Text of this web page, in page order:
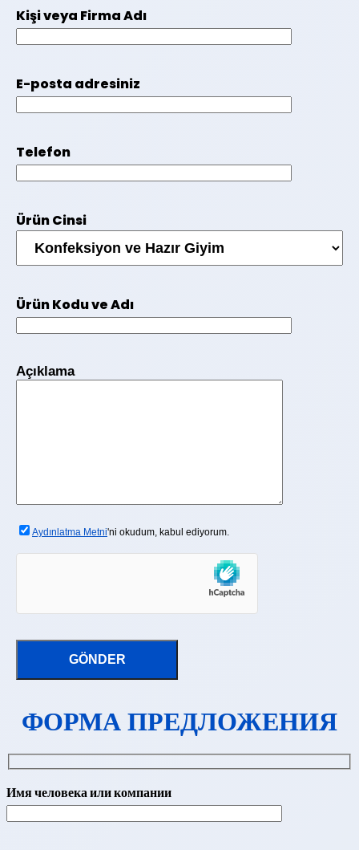
Kişi veya Firma Adı
E-posta adresiniz
Telefon
Ürün Cinsi
Ürün Kodu ve Adı
Açıklama
Aydınlatma Metni'ni okudum, kabul ediyorum.
ФОРМА ПРЕДЛОЖЕНИЯ
Имя человека или компании